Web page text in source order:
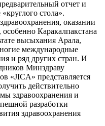
отчет и
стола».
оказании
Каракалпакстана
высыхания Арала,
международные
и ряд других стран. И
Минздраву
«JICA» представляется
действительно
здравоохранения и
разработки
здравоохранения